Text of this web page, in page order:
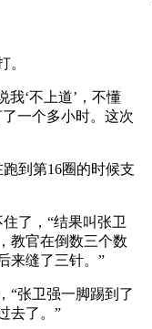
。
‘不上道’，不懂
一个多小时。这次
到第16圈的时候支
了，“结果叫张卫
教官在倒数三个数
来缝了三针。”
张卫强一脚踢到了
去了。”